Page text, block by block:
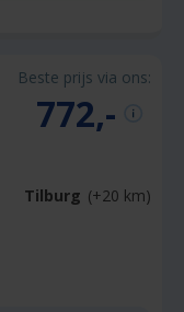
Beste prijs via ons:
772,-
Tilburg (+20 km)